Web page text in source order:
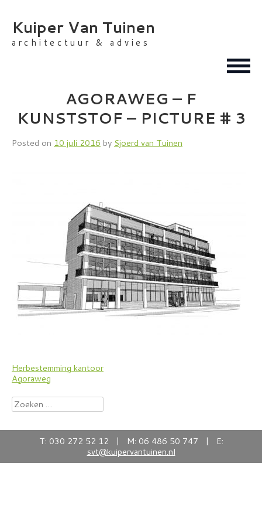
content
Kuiper Van Tuinen
architectuur & advies
AGORAWEG – F
KUNSTSTOF – PICTURE # 3
Posted on 10 juli 2016 by Sjoerd van Tuinen
Bericht
navigatie
Herbestemming kantoor
Agoraweg
Zoeken
naar:
T: 030 272 52 12 | M: 06 486 50 747 | E:
svt@kuipervantuinen.nl